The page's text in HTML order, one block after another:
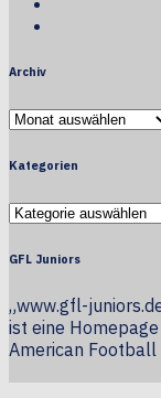
Archiv
Archiv
Kategorien
Kategorien
GFL Juniors
„www.gfl-
ist eine
American